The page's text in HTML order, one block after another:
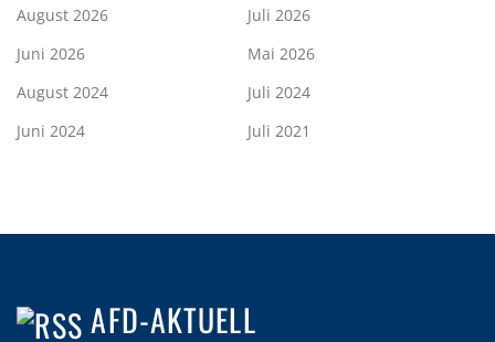
August 2026
Juli 2026
Juni 2026
Mai 2026
August 2024
Juli 2024
Juni 2024
Juli 2021
AFD-AKTUELL